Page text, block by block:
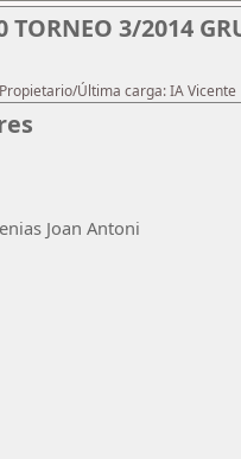
3/2014
Última carga: IA Vicente
Joan Antoni